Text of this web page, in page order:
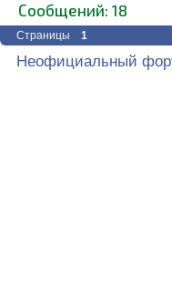
Сообщений: 18
Страницы 1
Неофициальный